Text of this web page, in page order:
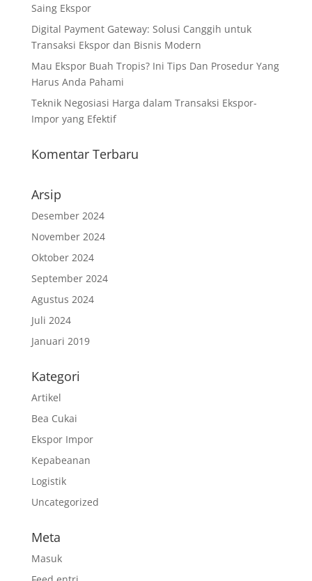
Saing Ekspor
Digital Payment Gateway: Solusi Canggih untuk
Transaksi Ekspor dan Bisnis Modern
Mau Ekspor Buah Tropis? Ini Tips Dan Prosedur Yang
Harus Anda Pahami
Teknik Negosiasi Harga dalam Transaksi Ekspor-
Impor yang Efektif
Komentar Terbaru
Arsip
Desember 2024
November 2024
Oktober 2024
September 2024
Agustus 2024
Juli 2024
Januari 2019
Kategori
Artikel
Bea Cukai
Ekspor Impor
Kepabeanan
Logistik
Uncategorized
Meta
Masuk